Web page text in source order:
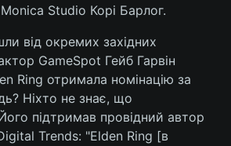
Studio Корі Барлог.
від окремих західних
GameSpot Гейб Гарвін
Ring отримала номінацію за
Ніхто не знає, що
підтримав провідний автор
Digital Trends: "Elden Ring [в